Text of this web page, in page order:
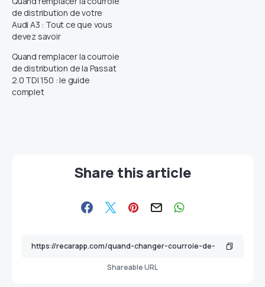
de distribution de votre
Audi A3 : Tout ce que vous
devez savoir
Quand remplacer la courroie
de distribution de la Passat
2.0 TDI 150 : le guide
complet
Share this article
Shareable URL